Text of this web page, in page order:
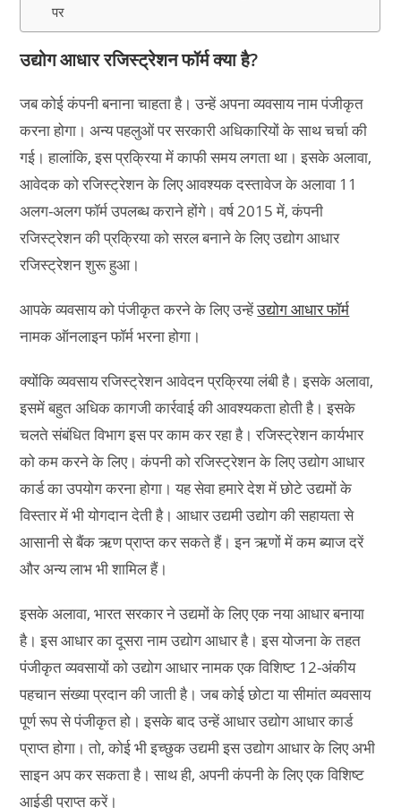
पर
उद्योग आधार रजिस्ट्रेशन फॉर्म क्या है?
जब कोई कंपनी बनाना चाहता है। उन्हें अपना व्यवसाय नाम पंजीकृत
करना होगा। अन्य पहलुओं पर सरकारी अधिकारियों के साथ चर्चा की
गई। हालांकि, इस प्रक्रिया में काफी समय लगता था। इसके अलावा,
आवेदक को रजिस्ट्रेशन के लिए आवश्यक दस्तावेज के अलावा 11
अलग-अलग फॉर्म उपलब्ध कराने होंगे। वर्ष 2015 में, कंपनी
रजिस्ट्रेशन की प्रक्रिया को सरल बनाने के लिए उद्योग आधार
रजिस्ट्रेशन शुरू हुआ।
आपके व्यवसाय को पंजीकृत करने के लिए उन्हेंउद्योग आधार फॉर्म
नामक ऑनलाइन फॉर्म भरना होगा।
क्योंकि व्यवसाय रजिस्ट्रेशन आवेदन प्रक्रिया लंबी है। इसके अलावा,
इसमें बहुत अधिक कागजी कार्रवाई की आवश्यकता होती है। इसके
चलते संबंधित विभाग इस पर काम कर रहा है। रजिस्ट्रेशन कार्यभार
को कम करने के लिए। कंपनी को रजिस्ट्रेशन के लिए उद्योग आधार
कार्ड का उपयोग करना होगा। यह सेवा हमारे देश में छोटे उद्यमों के
विस्तार में भी योगदान देती है। आधार उद्यमी उद्योग की सहायता से
आसानी से बैंक ऋण प्राप्त कर सकते हैं। इन ऋणों में कम ब्याज दरें
और अन्य लाभ भी शामिल हैं।
इसके अलावा, भारत सरकार ने उद्यमों के लिए एक नया आधार बनाया
है। इस आधार का दूसरा नाम उद्योग आधार है। इस योजना के तहत
पंजीकृत व्यवसायों को उद्योग आधार नामक एक विशिष्ट 12-अंकीय
पहचान संख्या प्रदान की जाती है। जब कोई छोटा या सीमांत व्यवसाय
पूर्ण रूप से पंजीकृत हो। इसके बाद उन्हें आधार उद्योग आधार कार्ड
प्राप्त होगा। तो, कोई भी इच्छुक उद्यमी इस उद्योग आधार के लिए अभी
साइन अप कर सकता है। साथ ही, अपनी कंपनी के लिए एक विशिष्ट
आईडी प्राप्त करें।